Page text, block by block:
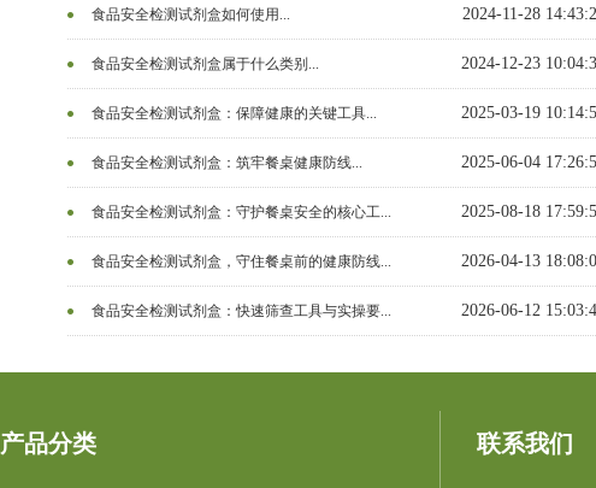
2024-11-28
食品安全检测试剂盒如何使用...
2024-12-23
食品安全检测试剂盒属于什么类别...
2025-03-19
食品安全检测试剂盒：保障健康的关键工具...
2025-06-04
食品安全检测试剂盒：筑牢餐桌健康防线...
2025-08-18
食品安全检测试剂盒：守护餐桌安全的核心工...
2026-04-13
食品安全检测试剂盒，守住餐桌前的健康防线...
2026-06-12
食品安全检测试剂盒：快速筛查工具与实操要...
产品分类 联系我们